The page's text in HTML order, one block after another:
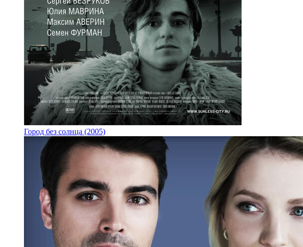
Город без солнца (2005)